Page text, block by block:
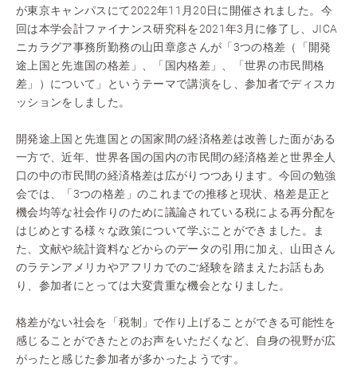
が東京キャンパスにて2022年11月20日に開催されました。今
回は本学会計ファイナンス研究科を2021年3月に修了し、JICA
ニカラグア事務所勤務の山田章彦さんが「3つの格差（「開発
途上国と先進国の格差」、「国内格差」、「世界の市民間格
差」）について」というテーマで講演をし、参加者でディスカ
ッションをしました。
開発途上国と先進国との国家間の経済格差は改善した面がある
一方で、近年、世界各国の国内の市民間の経済格差と世界全人
口の中の市民間の経済格差は広がりつつあります。今回の勉強
会では、「3つの格差」のこれまでの推移と現状、格差是正と
機会均等な社会作りのために議論されている税による再分配を
はじめとする様々な政策について学ぶことができました。ま
た、文献や統計資料などからのデータの引用に加え、山田さん
のラテンアメリカやアフリカでのご経験を踏まえたお話もあ
り、参加者にとっては大変貴重な機会となりました。
格差がない社会を「税制」で作り上げることができる可能性を
感じることができたとのお声をいただくなど、自身の視野が広
がったと感じた参加者が多かったようです。